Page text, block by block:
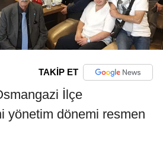
TAKİP ET
İlçe
yönetim dönemi resmen